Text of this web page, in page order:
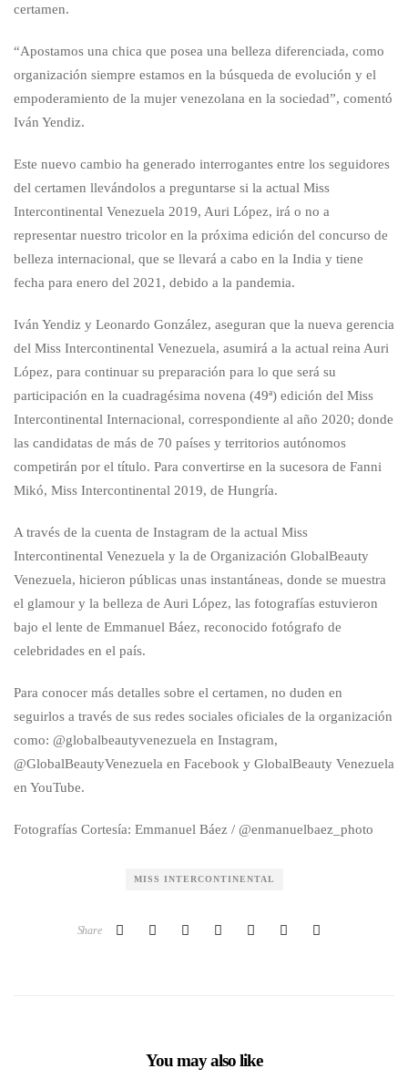
certamen.
“Apostamos una chica que posea una belleza diferenciada, como
organización siempre estamos en la búsqueda de evolución y el
empoderamiento de la mujer venezolana en la sociedad”, comentó
Iván Yendiz.
Este nuevo cambio ha generado interrogantes entre los seguidores
del certamen llevándolos a preguntarse si la actual Miss
Intercontinental Venezuela 2019, Auri López, irá o no a
representar nuestro tricolor en la próxima edición del concurso de
belleza internacional, que se llevará a cabo en la India y tiene
fecha para enero del 2021, debido a la pandemia.
Iván Yendiz y Leonardo González, aseguran que la nueva gerencia
del Miss Intercontinental Venezuela, asumirá a la actual reina Auri
López, para continuar su preparación para lo que será su
participación en la cuadragésima novena (49ª) edición del Miss
Intercontinental Internacional, correspondiente al año 2020; donde
las candidatas de más de 70 países y territorios autónomos
competirán por el título. Para convertirse en la sucesora de Fanni
Mikó, Miss Intercontinental 2019, de Hungría.
A través de la cuenta de Instagram de la actual Miss
Intercontinental Venezuela y la de Organización GlobalBeauty
Venezuela, hicieron públicas unas instantáneas, donde se muestra
el glamour y la belleza de Auri López, las fotografías estuvieron
bajo el lente de Emmanuel Báez, reconocido fotógrafo de
celebridades en el país.
Para conocer más detalles sobre el certamen, no duden en
seguirlos a través de sus redes sociales oficiales de la organización
como: @globalbeautyvenezuela en Instagram,
@GlobalBeautyVenezuela en Facebook y GlobalBeauty Venezuela
en YouTube.
Fotografías Cortesía: Emmanuel Báez / @enmanuelbaez_photo
MISS INTERCONTINENTAL
Share
You may also like